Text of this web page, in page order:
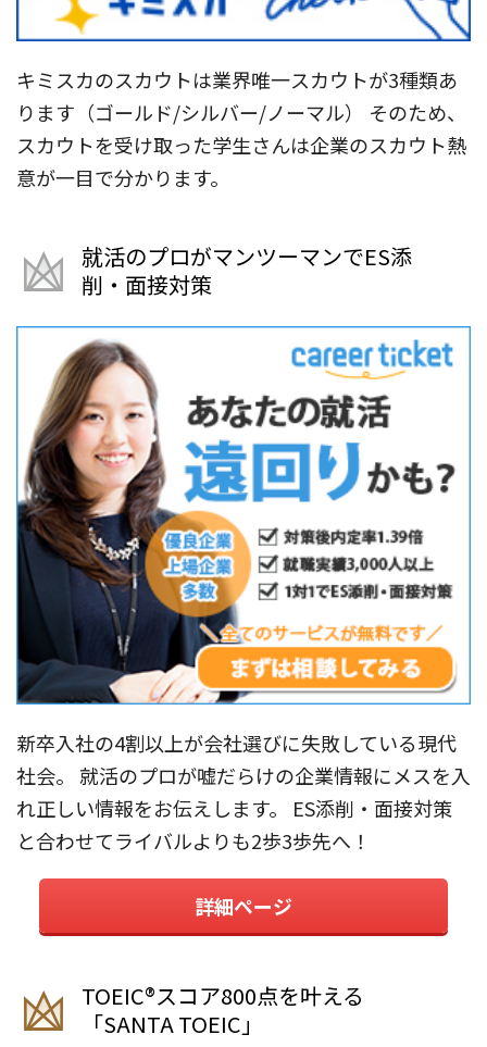
キミスカのスカウトは業界唯一スカウトが3種類あ
ります（ゴールド/シルバー/ノーマル） そのため、
スカウトを受け取った学生さんは企業のスカウト熱
意が一目で分かります。
就活のプロがマンツーマンでES添
削・面接対策
新卒入社の4割以上が会社選びに失敗している現代
社会。 就活のプロが嘘だらけの企業情報にメスを入
れ正しい情報をお伝えします。 ES添削・面接対策
と合わせてライバルよりも2歩3歩先へ！
詳細ページ
TOEIC®︎スコア800点を叶える
「SANTA TOEIC」